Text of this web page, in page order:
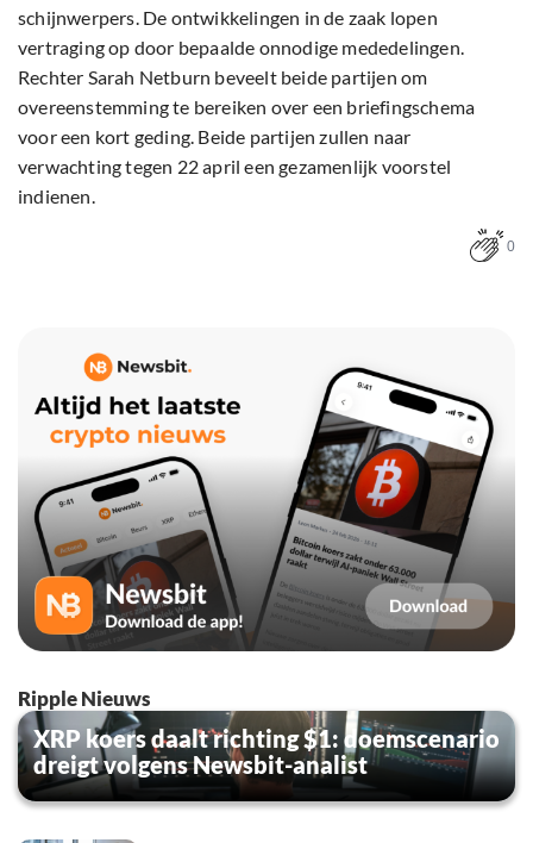
schijnwerpers. De ontwikkelingen in de zaak lopen
vertraging op door bepaalde onnodige mededelingen.
Rechter Sarah Netburn beveelt beide partijen om
overeenstemming te bereiken over een briefingschema
voor een kort geding. Beide partijen zullen naar
verwachting tegen 22 april een gezamenlijk voorstel
indienen.
0
Ripple Nieuws
XRP koers daalt richting $1: doemscenario
dreigt volgens Newsbit-analist